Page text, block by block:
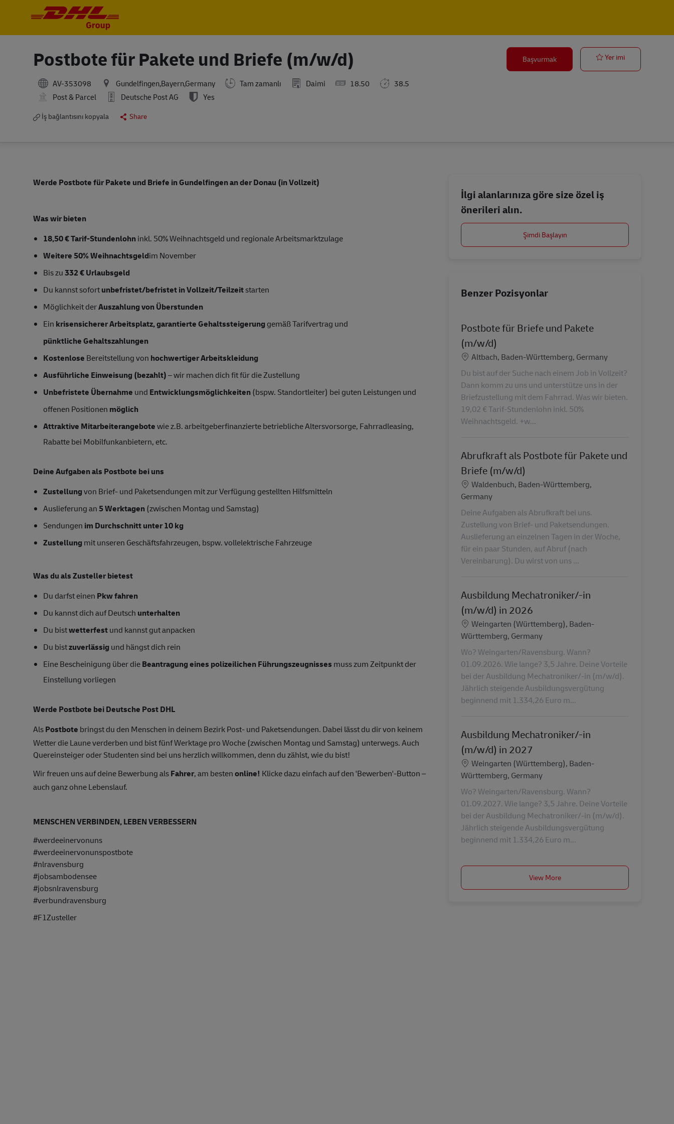
Postbote für Pakete und Briefe (m/w/d)
AV-353098 Gundelfingen,Bayern,Germany Tam zamanlı Daimi 18.50
38.5
Post & Parcel
Deutsche Post AG Yes
İş bağlantısını kopyala Share
Başvurmak Yer imiPostbote für
Werde Postbote für Pakete und Briefe in Gundelfingen an der Donau (in Vollzeit)
Was wir bieten
18,50 € Tarif-Stundenlohninkl. 50% Weihnachtsgeld und regionale Arbeitsmarktzulage
Weitere 50% Weihnachtsgeldim November
Bis zu332 € Urlaubsgeld
Du kannst sofortunbefristet/befristet in Vollzeit/Teilzeitstarten
Möglichkeit derAuszahlung von Überstunden
Ein krisensicherer Arbeitsplatz, garantierte Gehaltssteigerung gemäß Tarifvertrag und
pünktliche Gehaltszahlungen
Kostenlose Bereitstellung von hochwertiger Arbeitskleidung
Ausführliche Einweisung (bezahlt)– wir machen dich fit für die Zustellung
Unbefristete Übernahme und Entwicklungsmöglichkeiten(bspw. Standortleiter) bei guten Leistungen und
offenen Positionen möglich
Attraktive Mitarbeiterangebotewie z.B. arbeitgeberfinanzierte betriebliche Altersvorsorge, Fahrradleasing,
Rabatte bei Mobilfunkanbietern, etc.
Deine Aufgaben als Postbote bei uns
Zustellungvon Brief- und Paketsendungen mit zur Verfügung gestellten Hilfsmitteln
Auslieferung an5 Werktagen(zwischen Montag und Samstag)
Sendungen im Durchschnitt unter 10 kg
Zustellung mit unseren Geschäftsfahrzeugen, bspw. vollelektrische Fahrzeuge
Was du als Zusteller bietest
Du darfst einen Pkw fahren
Du kannst dich auf Deutsch unterhalten
Du bistwetterfestund kannst gut anpacken
Du bistzuverlässig und hängst dich rein
Eine Bescheinigung über dieBeantragung eines polizeilichen Führungszeugnisses muss zum Zeitpunkt der
Einstellung vorliegen
Werde Postbote bei Deutsche Post DHL
AlsPostbote bringst du den Menschen in deinem Bezirk Post- und Paketsendungen. Dabei lässt du dir von keinem
Wetter die Laune verderben und bist fünf Werktage pro Woche (zwischen Montag und Samstag) unterwegs. Auch
Quereinsteiger oder Studenten sind bei uns herzlich willkommen, denn du zählst, wie du bist!
Wir freuen uns auf deine Bewerbung alsFahrer, am bestenonline! Klicke dazu einfach auf den 'Bewerben'-Button –
auch ganz ohne Lebenslauf.
MENSCHEN VERBINDEN, LEBEN VERBESSERN
#werdeeinervonuns
#werdeeinervonunspostbote
#nlravensburg
#jobsambodensee
#jobsnlravensburg
#verbundravensburg
#F1Zusteller
İlgi alanlarınıza göre size özel iş
önerileri alın.
Şimdi Başlayın
Benzer Pozisyonlar
Postbote für Briefe und Pakete
(m/w/d)
Konum
Altbach, Baden-Württemberg, Germany
Du bist auf der Suche nach einem Job in Vollzeit?
Dann komm zu uns und unterstütze uns in der
Briefzustellung mit dem Fahrrad. Was wir bieten.
19,02 € Tarif-Stundenlohn inkl. 50%
Weihnachtsgeld. +w...
Abrufkraft als Postbote für Pakete und
Briefe (m/w/d)
Konum
Waldenbuch, Baden-Württemberg,
Germany
Deine Aufgaben als Abrufkraft bei uns.
Zustellung von Brief- und Paketsendungen.
Auslieferung an einzelnen Tagen in der Woche,
für ein paar Stunden, auf Abruf (nach
Vereinbarung). Du wirst von uns ...
Ausbildung Mechatroniker/-in
(m/w/d) in 2026
Konum
Weingarten (Württemberg), Baden-
Württemberg, Germany
Wo? Weingarten/Ravensburg. Wann?
01.09.2026. Wie lange? 3,5 Jahre. Deine Vorteile
bei der Ausbildung Mechatroniker/-in (m/w/d).
Jährlich steigende Ausbildungsvergütung
beginnend mit 1.334,26 Euro m...
Ausbildung Mechatroniker/-in
(m/w/d) in 2027
Konum
Weingarten (Württemberg), Baden-
Württemberg, Germany
Wo? Weingarten/Ravensburg. Wann?
01.09.2027. Wie lange? 3,5 Jahre. Deine Vorteile
bei der Ausbildung Mechatroniker/-in (m/w/d).
Jährlich steigende Ausbildungsvergütung
beginnend mit 1.334,26 Euro m...
View More